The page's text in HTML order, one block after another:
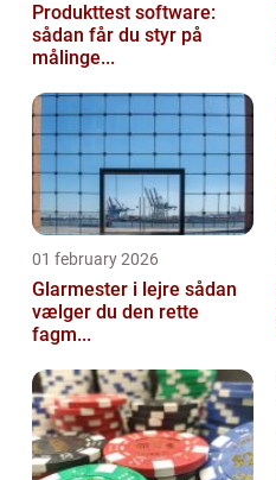
Produkttest software:
sådan får du styr på
målinge...
01 february 2026
Glarmester i lejre sådan
vælger du den rette
fagm...